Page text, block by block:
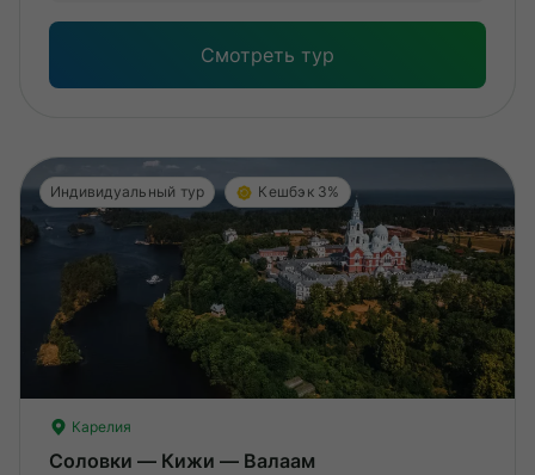
Смотреть тур
Индивидуальный тур Кешбэк 3%
Карелия
Соловки — Кижи — Валаам